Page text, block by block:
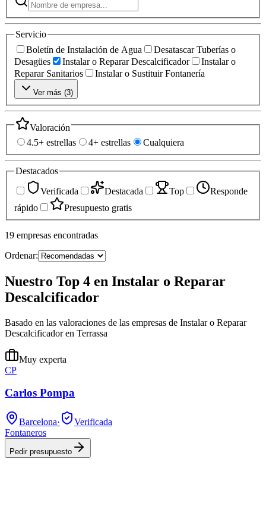
Servicio
Boletín de Instalación de Agua
Desatascar Tuberías o
Desagües
Instalar o Reparar Descalcificador
Instalar o
Reparar Sanitarios
Instalar o Sustituir Fontanería
Ver más (3)
Valoración
4.5+ estrellas
4+ estrellas Cualquiera
Destacados
Verificada
Destacada Top
Responde
rápido
Presupuesto gratis
19 empresas encontradas
Ordenar:
Nuestro Top 4 en Instalar o Reparar
Descalcificador
Basado en las valoraciones de las empresas de Instalar o Reparar
Descalcificador en Terrassa
Muy experta
CP
Carlos Pompa
Barcelona·
Verificada
Fontaneros
Pedir presupuesto